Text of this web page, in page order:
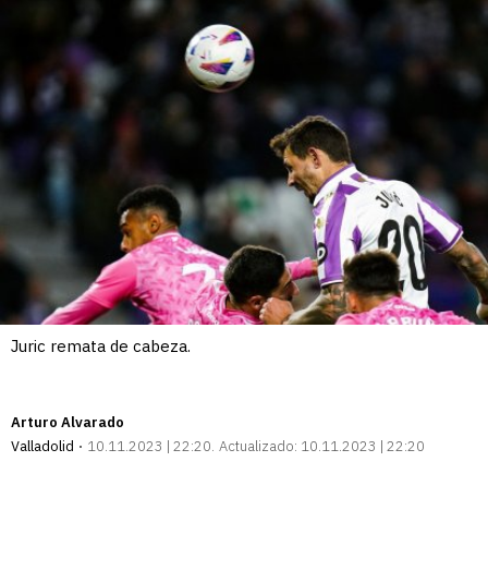
Juric remata de cabeza.
Arturo Alvarado
Valladolid
10.11.2023 | 22:20 Actualizado: 10.11.2023 | 22:20